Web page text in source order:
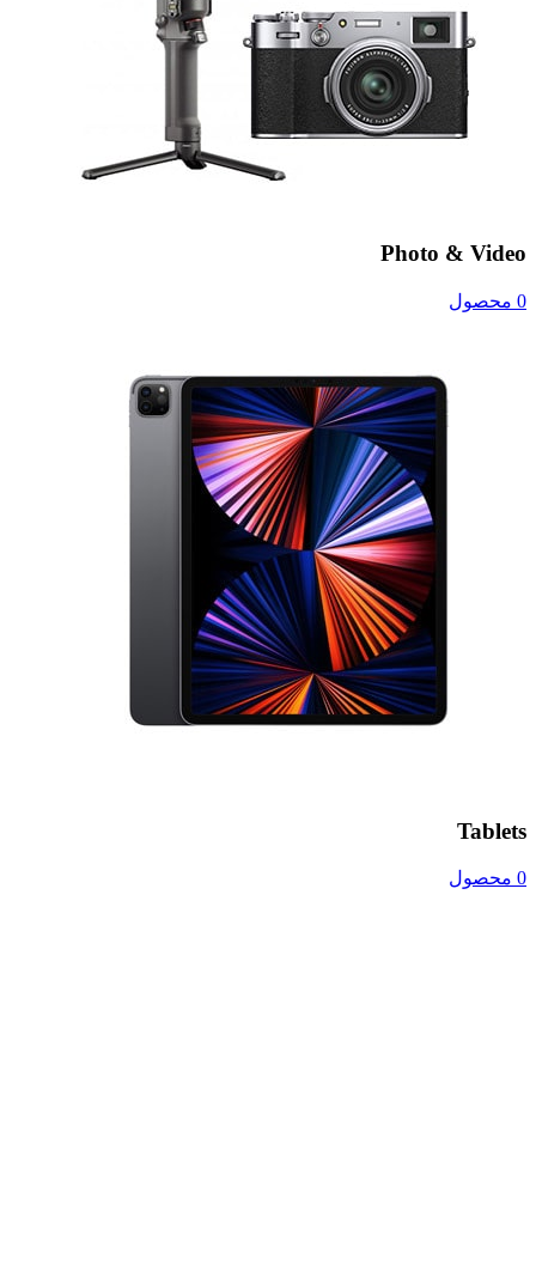
Photo & Video
0 محصول
Tablets
0 محصول